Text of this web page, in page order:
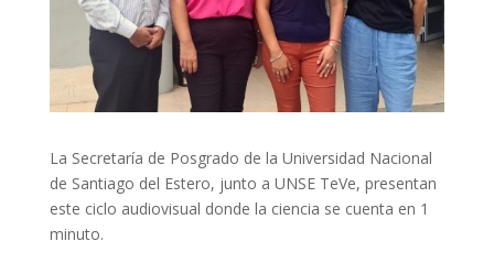
La Secretaría de Posgrado de la Universidad Nacional
de Santiago del Estero, junto a UNSE TeVe, presentan
este ciclo audiovisual donde la ciencia se cuenta en 1
minuto.